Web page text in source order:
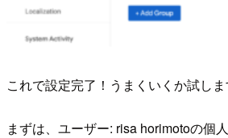
これで設定完了！うまくいくか試しま
まずは、ユーザー: risa horimotoの個